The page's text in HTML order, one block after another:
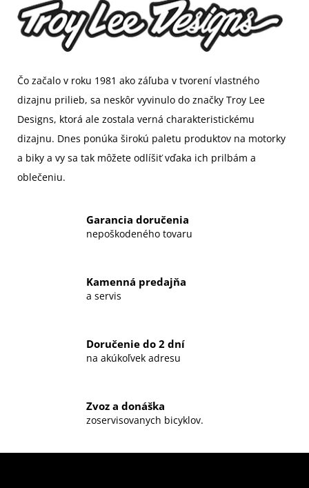
Čo začalo v roku 1981 ako záľuba v tvorení vlastného
dizajnu prilieb, sa neskôr vyvinulo do značky Troy Lee
Designs, ktorá ale zostala verná charakteristickému
dizajnu. Dnes ponúka širokú paletu produktov na motorky
a biky a vy sa tak môžete odlíšiť vďaka ich prilbám a
oblečeniu.
Garancia doručenia
nepoškodeného tovaru
Kamenná predajňa
a servis
Doručenie do 2 dní
na akúkoľvek adresu
Zvoz a donáška
zoservisovanych bicyklov.